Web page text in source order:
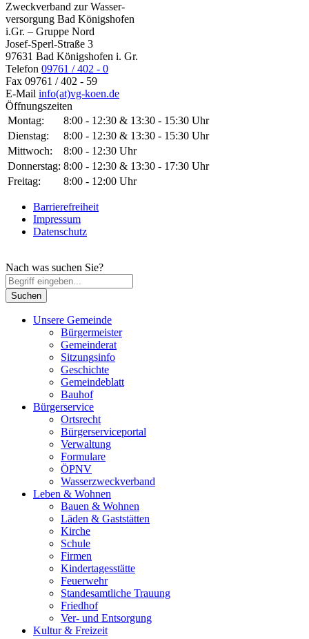
Zweckverband zur Wasser-
versorgung Bad Königshofen
i.Gr. – Gruppe Nord
Josef-Sperl-Straße 3
97631 Bad Königshofen i. Gr.
Telefon 09761 / 402 - 0
Fax 09761 / 402 - 59
E-Mail info(at)vg-koen.de
Öffnungszeiten
Montag:
8:00 - 12:30 & 13:30 - 15:30 Uhr
Dienstag:
8:00 - 12:30 & 13:30 - 15:30 Uhr
Mittwoch:
8:00 - 12:30 Uhr
Donnerstag: 8:00 - 12:30 & 13:30 - 17:30 Uhr
Freitag:
8:00 - 12:00 Uhr
Barrierefreiheit
Impressum
Datenschutz
Nach was suchen Sie?
Unsere Gemeinde
Bürgermeister
Gemeinderat
Sitzungsinfo
Geschichte
Gemeindeblatt
Bauhof
Bürgerservice
Ortsrecht
Bürgerserviceportal
Verwaltung
Formulare
ÖPNV
Wasserzweckverband
Leben & Wohnen
Bauen & Wohnen
Läden & Gaststätten
Kirche
Schule
Firmen
Kindertagesstätte
Feuerwehr
Standesamtliche Trauung
Friedhof
Ver- und Entsorgung
Kultur & Freizeit